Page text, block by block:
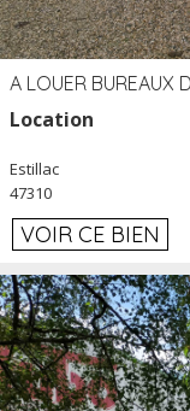
Location
Estillac
47310
VOIR CE BIEN